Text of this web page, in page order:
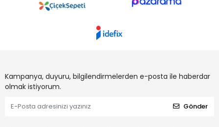
Kampanya, duyuru, bilgilendirmelerden e-posta ile haberdar
olmak istiyorum.
Gönder